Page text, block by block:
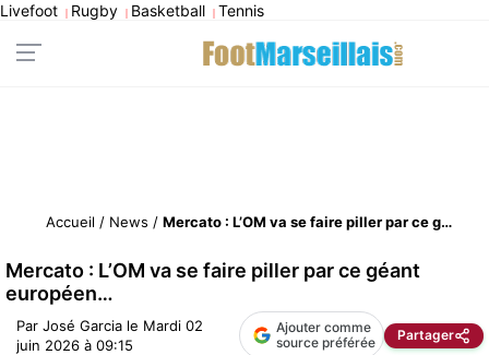
Livefoot | Rugby | Basketball | Tennis
Accueil / News / Mercato : L’OM va se faire piller par ce géant européen…
Mercato : L’OM va se faire piller par ce géant
européen…
Par José Garcia le Mardi 02
juin 2026 à 09:15
Ajouter comme
source préférée
Partager